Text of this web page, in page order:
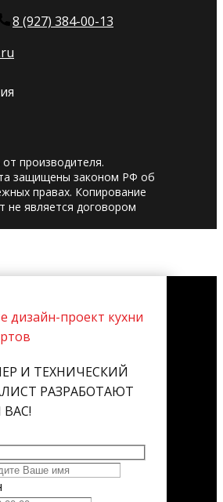
8 (927) 384-00-13
производителя.
защищены законом РФ об
правах. Копирование
не является договором
дизайн-проект кухни
И ТЕХНИЧЕСКИЙ
РАЗРАБОТАЮТ